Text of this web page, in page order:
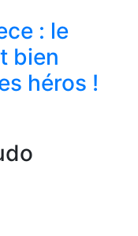
: le
bien
héros !